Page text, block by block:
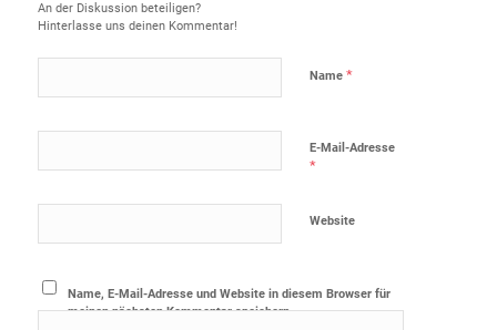
An der Diskussion beteiligen?
Hinterlasse uns deinen Kommentar!
Name *
E-Mail-Adresse
*
Website
Name, E-Mail-Adresse und Website in diesem Browser für
meinen nächsten Kommentar speichern.